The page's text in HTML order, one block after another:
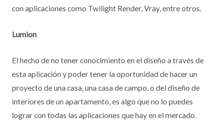
con aplicaciones como Twilight Render, Vray, entre otros.
Lumion
El hecho de no tener conocimiento en el diseño a través de
esta aplicación y poder tener la oportunidad de hacer un
proyecto de una casa, una casa de campo, o del diseño de
interiores de un apartamento, es algo que no lo puedes
lograr con todas las aplicaciones que hay en el mercado.